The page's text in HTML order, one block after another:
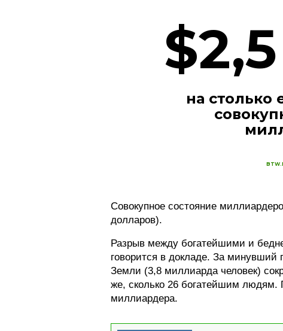
на столько
Cовокупное состояние
долларов).
Разрыв между богатейшими и
говорится в докладе. За минувший
Земли (3,8 миллиарда человек)
же, сколько 26 богатейшим людям.
миллиардера.